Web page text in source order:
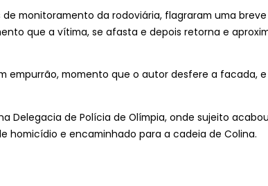
de monitoramento da rodoviária, flagraram uma
que a vítima, se afasta e depois retorna e
empurrão, momento que o autor desfere a facada,
Delegacia de Polícia de Olímpia, onde sujeito
homicídio e encaminhado para a cadeia de Colina.